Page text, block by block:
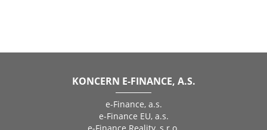
KONCERN E-FINANCE, A.S.
e-Finance, a.s.
e-Finance EU, a.s.